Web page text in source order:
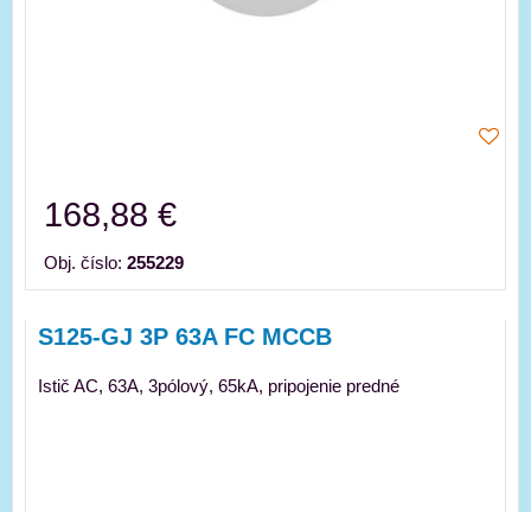
168,88 €
Obj. číslo: 255229
S125-GJ 3P 63A FC MCCB
Istič AC, 63A, 3pólový, 65kA, pripojenie predné